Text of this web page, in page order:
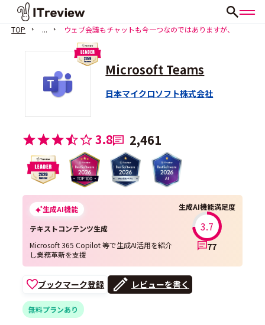
TOP ... ウェブ会議もチャットも今一つなのではありますが、
Microsoft Teams
日本マイクロソフト株式会社
3.8 2,461
生成AI機能
テキストコンテンツ生成
Microsoft 365 Copilot 等で生成AI活用を紹介
し業務革新を支援
生成AI機能満足度
3.7
77
ブックマーク登録 レビューを書く
無料プランあり